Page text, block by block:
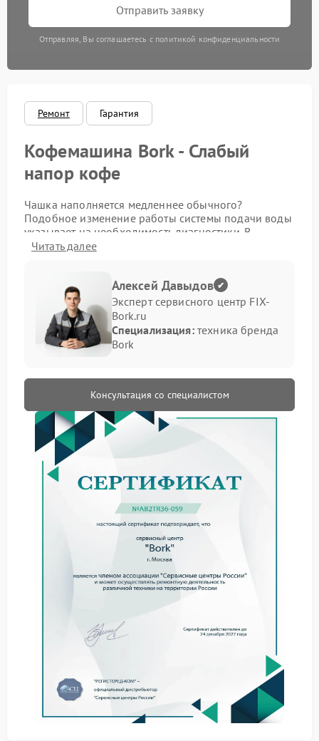
Отправить заявку
Отправляя, Вы соглашаетесь с политикой конфиденциальности
Ремонт Гарантия
Кофемашина Bork - Слабый
напор кофе
Чашка наполняется медленнее обычного?
Подобное изменение работы системы подачи воды
указывает на необходимость диагностики. В
подобных ситуациях ремонт Bork позволяет вернуть
Причины уменьшения напора
Подача кофе зависит от состояния внутренних
элементов системы подачи воды. Когда внутри
отложения минеральных примесей внутри
каналов подачи воды
загрязнение сеток и фильтрующих элементов
ослабление уплотнений в системе подачи
снижение эффективности работы насоса
В сервисе FIX-BORK при диагностике уделяется
внимание всем элементам, которые формируют
давление во время приготовления напитка. Это
позволяет определить состояние системы и
подобрать оптимальный вариант ремонта.
Признаки снижения давления
Перед тем как поток становится совсем слабым,
техника подает несколько заметных сигналов. Стоит
обратить внимание на следующие изменения:
поток напитка идет неравномерно
на поверхности кофе уменьшается слой крема
При появлении подобных изменений
рекомендуется обратиться в сервис Bork.
Читать далее
Алексей Давыдов
Эксперт сервисного центр FIX-
Bork.ru
Специализация:техника бренда
Bork
Консультация со специалистом